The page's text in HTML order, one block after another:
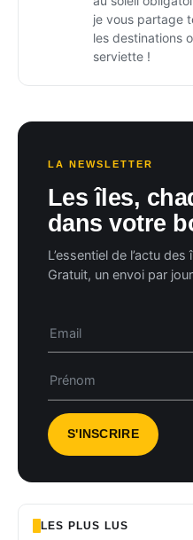
je vous partage
les destinations
serviette !
LA NEWSLETTER
Les îles,
dans votre
L’essentiel de l’actu
Gratuit, un envoi par
LES PLUS LUS